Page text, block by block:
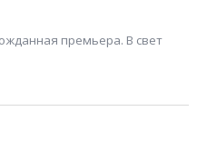
премьера. В свет